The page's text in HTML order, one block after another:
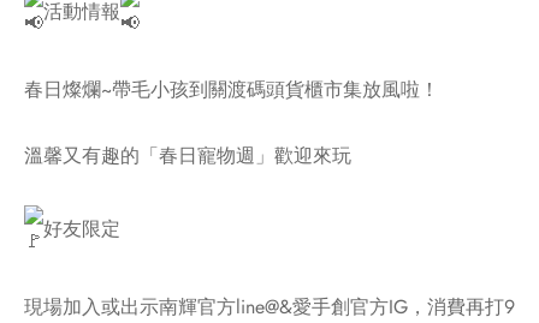
活動情報
春日燦爛~帶毛小孩到關渡碼頭貨櫃市集放風啦！
溫馨又有趣的「春日寵物週」歡迎來玩
好友限定
現場加入或出示南輝官方line@&愛手創官方IG，消費再打9